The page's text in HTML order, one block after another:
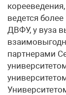
ведется
ДВФУ, у вуза
партнерами